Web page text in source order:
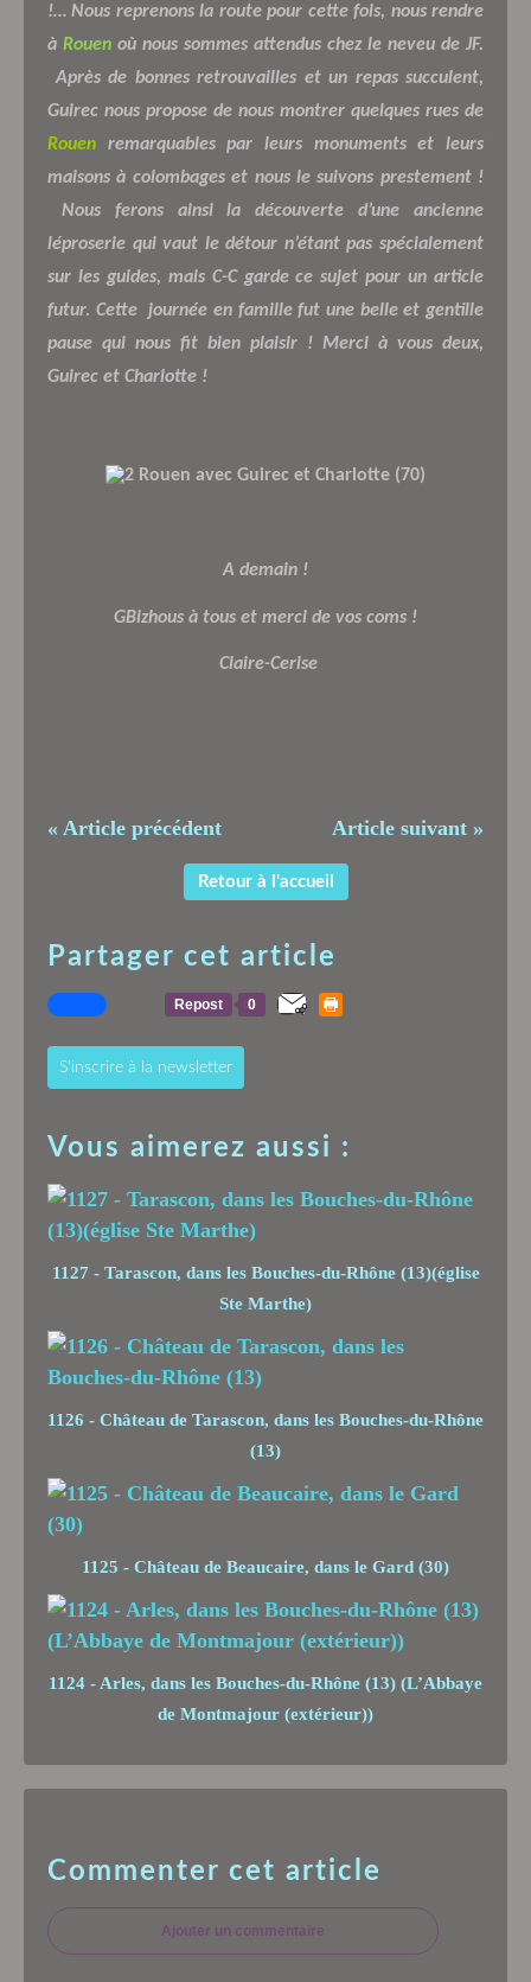
!… Nous reprenons la route pour cette fois, nous rendre
à Rouen où nous sommes attendus chez le neveu de JF.
Après de bonnes retrouvailles et un repas succulent,
Guirec nous propose de nous montrer quelques rues de
Rouen remarquables par leurs monuments et leurs
maisons à colombages et nous le suivons prestement !
Nous ferons ainsi la découverte d’une ancienne
léproserie qui vaut le détour n’étant pas spécialement
sur les guides, mais C-C garde ce sujet pour un article
futur. Cette journée en famille fut une belle et gentille
pause qui nous fit bien plaisir ! Merci à vous deux,
Guirec et Charlotte !
A demain !
GBizhous à tous et merci de vos coms !
Claire-Cerise
« Article précédent Article suivant »
Retour à l'accueil
Partager cet article
Repost 0
S'inscrire à la newsletter
Vous aimerez aussi :
1127 - Tarascon, dans les Bouches-du-Rhône (13)(église
Ste Marthe)
1126 - Château de Tarascon, dans les Bouches-du-Rhône
(13)
1125 - Château de Beaucaire, dans le Gard (30)
1124 - Arles, dans les Bouches-du-Rhône (13) (L’Abbaye
de Montmajour (extérieur))
Commenter cet article
Ajouter un commentaire